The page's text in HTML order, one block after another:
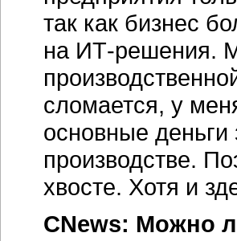
так как бизнес
на ИТ-решения.
сломается, у
основные деньги
производстве.
хвосте. Хотя и
CNews: Можно